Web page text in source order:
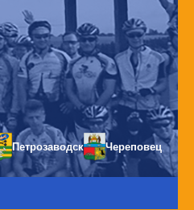
Петрозаводск Череповец